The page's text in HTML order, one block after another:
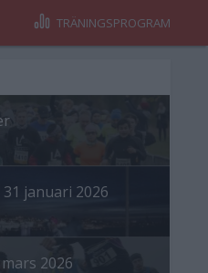
TRÄNINGSPROGRAM
januari 2026
2026